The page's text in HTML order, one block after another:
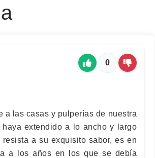
0
a las casas y pulperías de nuestra
extendido a lo ancho y largo
a su exquisito sabor, es en
a los años en los que se debía